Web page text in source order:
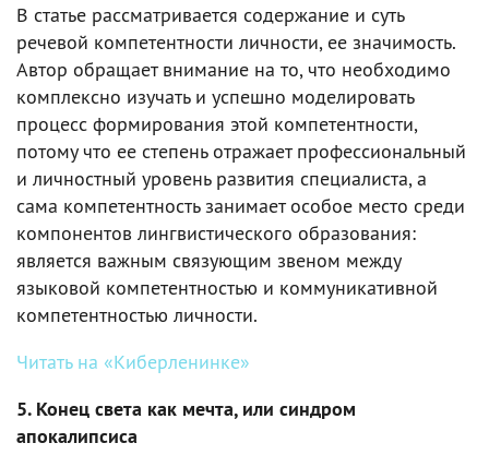
В статье рассматривается содержание и суть
речевой компетентности личности, ее значимость.
Автор обращает внимание на то, что необходимо
комплексно изучать и успешно моделировать
процесс формирования этой компетентности,
потому что ее степень отражает профессиональный
и личностный уровень развития специалиста, а
сама компетентность занимает особое место среди
компонентов лингвистического образования:
является важным связующим звеном между
языковой компетентностью и коммуникативной
компетентностью личности.
Читать на «Киберленинке»
5. Конец света как мечта, или синдром
апокалипсиса